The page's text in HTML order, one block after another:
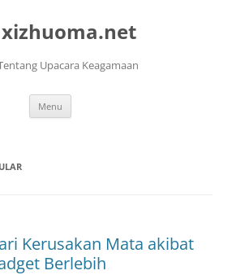
Upacara Keagamaan
Menu
Kerusakan Mata akibat
Berlebih